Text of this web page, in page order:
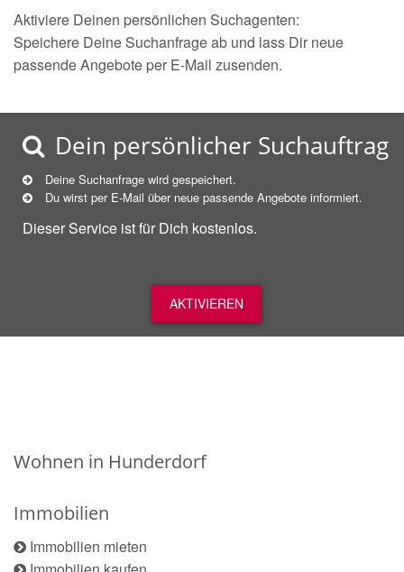
Aktiviere Deinen persönlichen Suchagenten:
Speichere Deine Suchanfrage ab und lass Dir neue
passende Angebote per E-Mail zusenden.
Dein persönlicher Suchauftrag
Deine Suchanfrage wird gespeichert.
Du wirst per E-Mail über neue passende Angebote informiert.
Dieser Service ist für Dich kostenlos.
AKTIVIEREN
Wohnen in Hunderdorf
Immobilien
Immobilien mieten